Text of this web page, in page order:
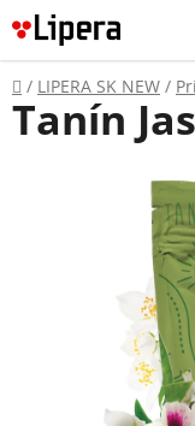
Prejsť
na
obsah
Domov
/ LIPERA SK NEW /
Tanín